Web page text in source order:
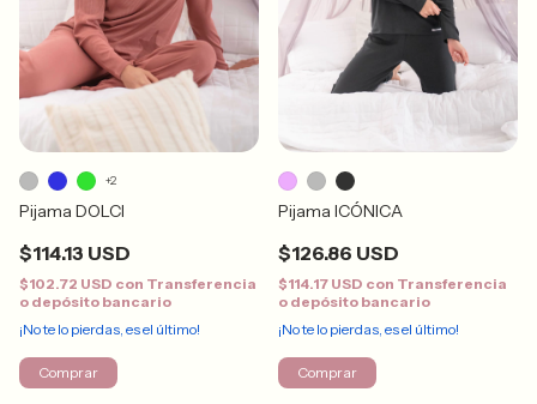
Pijama DOLCI
$114.13 USD
$102.72 USD con Transferencia
o depósito bancario
¡No te lo pierdas, es el último!
+2
Comprar
Pijama ICÓNICA
$126.86 USD
$114.17 USD con Transferencia
o depósito bancario
¡No te lo pierdas, es el último!
Comprar